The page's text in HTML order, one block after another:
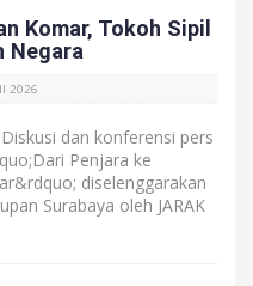
Komar, Tokoh Sipil
Negara
2026
dan konferensi pers
Penjara ke
diselenggarakan
Surabaya oleh JARAK